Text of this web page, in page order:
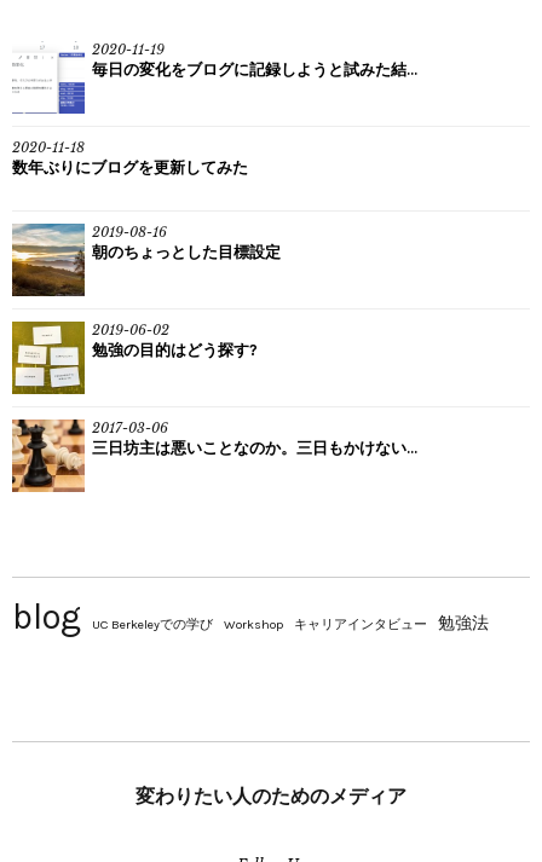
2020-11-19
毎日の変化をブログに記録しようと試みた結...
2020-11-18
数年ぶりにブログを更新してみた
2019-08-16
朝のちょっとした目標設定
2019-06-02
勉強の目的はどう探す?
2017-03-06
三日坊主は悪いことなのか。三日もかけない...
blog UC Berkeleyでの学び Workshop キャリアインタビュー 勉強法
変わりたい人のためのメディア